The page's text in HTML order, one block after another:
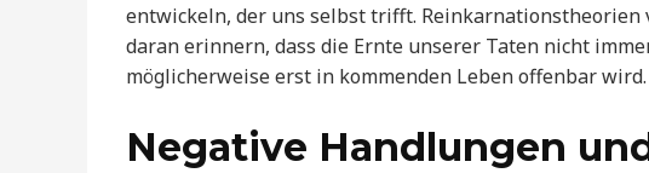
entwickeln, der uns selbst trifft. Reinkarnationstheorien
daran erinnern, dass die Ernte unserer Taten nicht
möglicherweise erst in kommenden Leben offenbar wird.
Negative Handlungen